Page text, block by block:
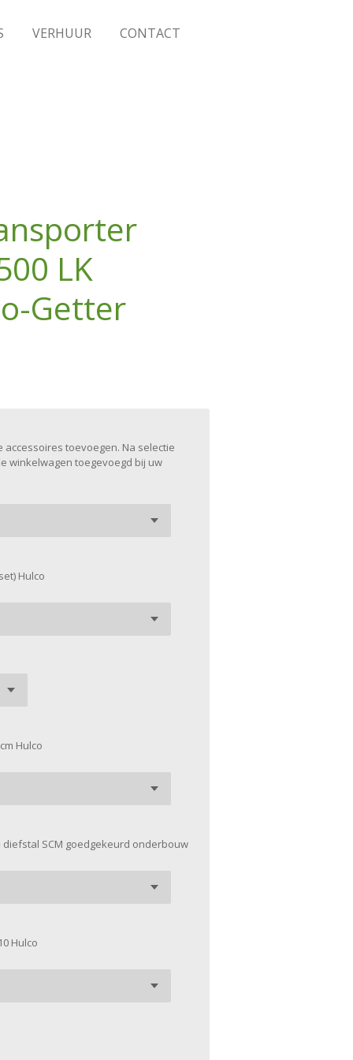
VERHUUR CONTACT
LK
Getter
toevoegen. Na selectie
winkelwagen toegevoegd bij uw
Hulco
Hulco
diefstal SCM goedgekeurd onderbouw
Hulco